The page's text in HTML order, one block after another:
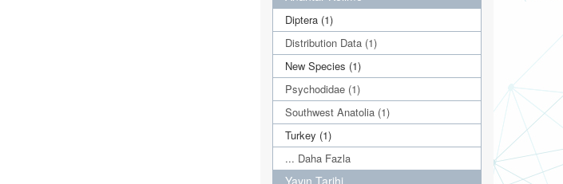
Diptera (1)
Distribution Data (1)
New Species (1)
Psychodidae (1)
Southwest Anatolia (1)
Turkey (1)
... Daha Fazla
Yayın Tarihi